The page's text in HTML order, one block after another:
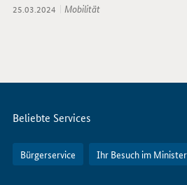
Datum:
25.03.2024 Thema:
Mobilität
Servicemenü
Beliebte Services
Bürgerservice Ihr Besuch im